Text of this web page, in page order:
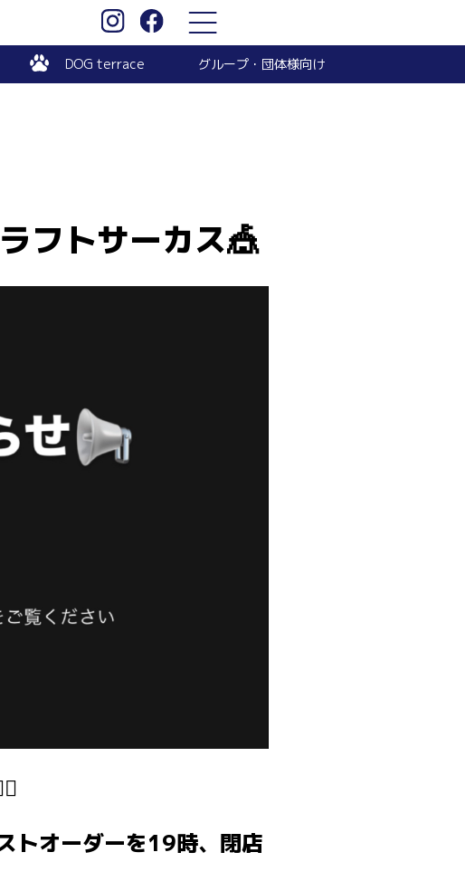
DOG terrace グループ・団体様向け
フトサーカス🎪
トオーダーを19時、閉店